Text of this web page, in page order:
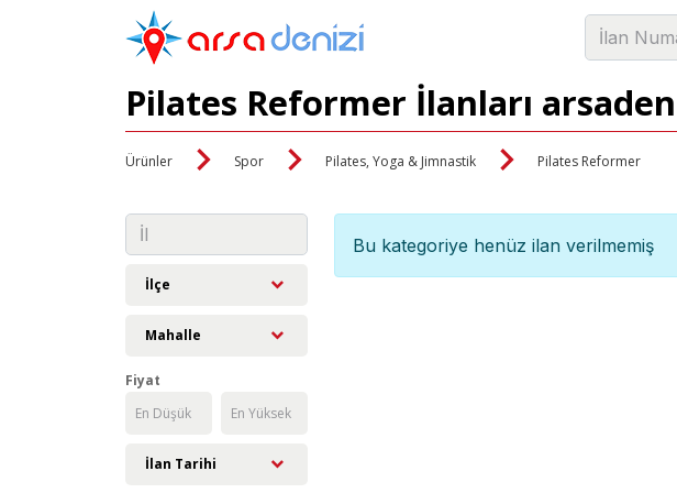
Pilates Reformer İlanları
Ürünler Spor Pilates, Yoga & Jimnastik Pilates Reformer
İlçe
Mahalle
Fiyat
İlan Tarihi
Bu kategoriye henüz ilan verilmemiş